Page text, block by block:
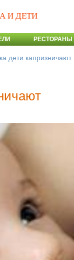
И ДЕТИ
РЕСТОРАНЫ
дети капризничают